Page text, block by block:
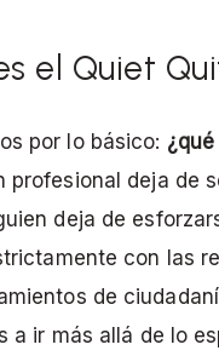
el Quiet
por lo básico:
profesional deja de
deja de
con las
de
a ir más allá de lo